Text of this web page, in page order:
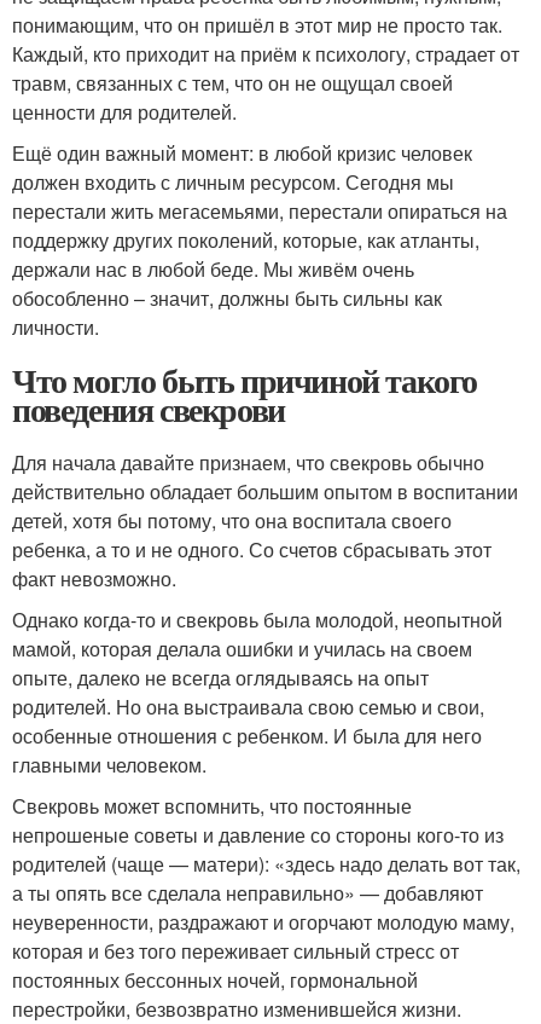
понимающим, что он пришёл в этот мир не просто так.
Каждый, кто приходит на приём к психологу, страдает от
травм, связанных с тем, что он не ощущал своей
ценности для родителей.
Ещё один важный момент: в любой кризис человек
должен входить с личным ресурсом. Сегодня мы
перестали жить мегасемьями, перестали опираться на
поддержку других поколений, которые, как атланты,
держали нас в любой беде. Мы живём очень
обособленно – значит, должны быть сильны как
личности.
Что могло быть причиной такого
поведения свекрови
Для начала давайте признаем, что свекровь обычно
действительно обладает большим опытом в воспитании
детей, хотя бы потому, что она воспитала своего
ребенка, а то и не одного. Со счетов сбрасывать этот
факт невозможно.
Однако когда-то и свекровь была молодой, неопытной
мамой, которая делала ошибки и училась на своем
опыте, далеко не всегда оглядываясь на опыт
родителей. Но она выстраивала свою семью и свои,
особенные отношения с ребенком. И была для него
главными человеком.
Свекровь может вспомнить, что постоянные
непрошеные советы и давление со стороны кого-то из
родителей (чаще — матери): «здесь надо делать вот так,
а ты опять все сделала неправильно» — добавляют
неуверенности, раздражают и огорчают молодую маму,
которая и без того переживает сильный стресс от
постоянных бессонных ночей, гормональной
перестройки, безвозвратно изменившейся жизни.